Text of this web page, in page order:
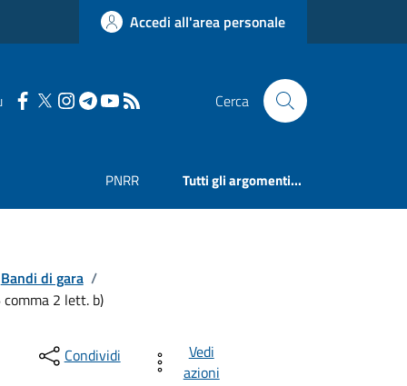
Accedi all'area personale
Cerca
PNRR Tutti gli argomenti...
Bandi di gara /
2 lett. b)
Condividi
Vedi
azioni